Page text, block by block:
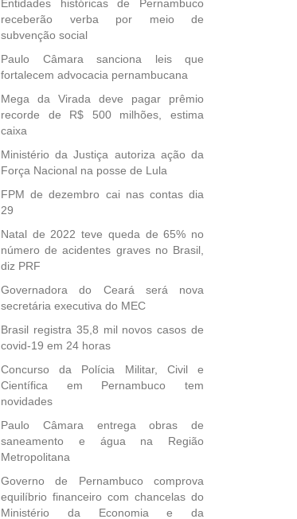
Entidades históricas de Pernambuco
receberão verba por meio de
subvenção social
Paulo Câmara sanciona leis que
fortalecem advocacia pernambucana
Mega da Virada deve pagar prêmio
recorde de R$ 500 milhões, estima
caixa
Ministério da Justiça autoriza ação da
Força Nacional na posse de Lula
FPM de dezembro cai nas contas dia
29
Natal de 2022 teve queda de 65% no
número de acidentes graves no Brasil,
diz PRF
Governadora do Ceará será nova
secretária executiva do MEC
Brasil registra 35,8 mil novos casos de
covid-19 em 24 horas
Concurso da Polícia Militar, Civil e
Científica em Pernambuco tem
novidades
Paulo Câmara entrega obras de
saneamento e água na Região
Metropolitana
Governo de Pernambuco comprova
equilíbrio financeiro com chancelas do
Ministério da Economia e da